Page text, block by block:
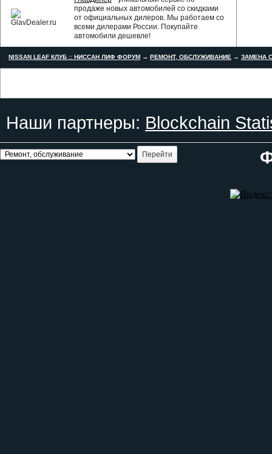
продаже новых автомобилей со скидками
от официальных дилеров. Мы работаем со
всеми дилерами России. Покупайте
автомобили дешевле!
NISSAN LEAF КЛУБ :: НИССАН ЛИФ ФОРУМ →РЕМОНТ, ОБСЛУЖИВАНИЕ →ЗАМЕНА
Наши партнеры: Blockchain